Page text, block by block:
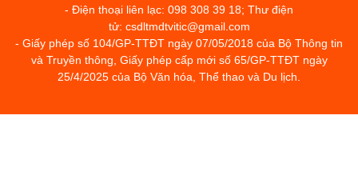
- Điện thoại liên lạc: 098 308 39 18; Thư điện
tử: csdltmdtvitic@gmail.com
- Giấy phép số 104/GP-TTĐT ngày 07/05/2018 của Bộ Thông tin
và Truyền thông, Giấy phép cấp mới số 65/GP-TTĐT ngày
25/4/2025 của Bộ Văn hóa, Thể thao và Du lịch.